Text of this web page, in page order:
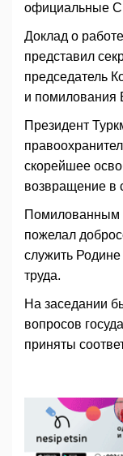
официальные
Доклад о
представил
председатель
и помилования
Президент
скорейшее
возвращение в
Помилованным
пожелал
служить
труда.
На заседании
вопросов
приняты